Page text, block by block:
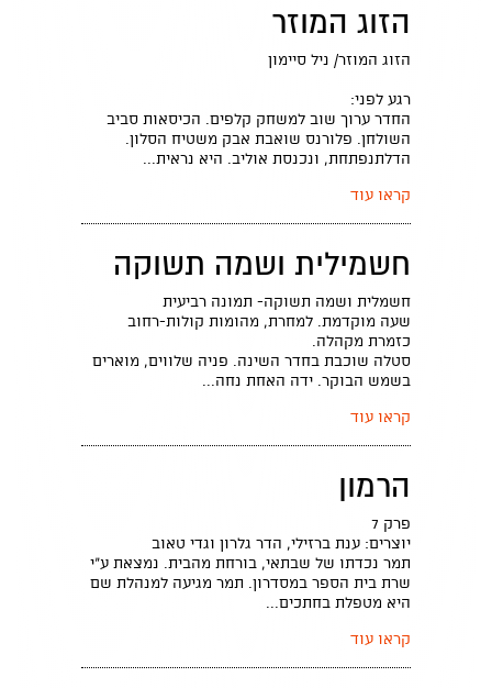
הזוג המוזר
הזוג המוזר/ ניל סיימון
רגע לפני:
החדר ערוך שוב למשחק קלפים. הכיסאות סביב
השולחן. פלורנס שואבת אבק משטיח הסלון.
הדלתנפתחת, ונכנסת אוליב. היא נראית...
קראו עוד
חשמילית ושמה תשוקה
חשמלית ושמה תשוקה- תמונה רביעית
שעה מוקדמת. למחרת, מהומות קולות-רחוב
כזמרת מקהלה.
סטלה שוכבת בחדר השינה. פניה שלווים, מוארים
בשמש הבוקר. ידה האחת נחה...
קראו עוד
הרמון
פרק 7
יוצרים: ענת ברזילי, הדר גלרון וגדי טאוב
תמר נכדתו של שבתאי, בורחת מהבית. נמצאת ע"י
שרת בית הספר במסדרון. תמר מגיעה למנהלת שם
היא מטפלת בחתכים...
קראו עוד